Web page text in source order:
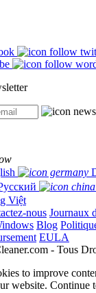
Việt
nous Journaux
Blog
EULA
- Tous
to improve
website. Continue